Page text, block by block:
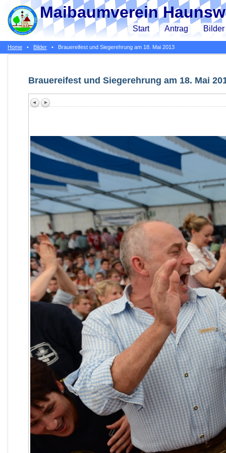
Maibaumverein
Start Antrag Bilder
Home • Bilder • Brauereifest und Siegerehrung am 18. Mai 2013
Brauereifest und Siegerehrung am 18. Mai